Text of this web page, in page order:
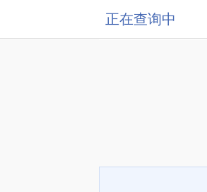
正在查询中